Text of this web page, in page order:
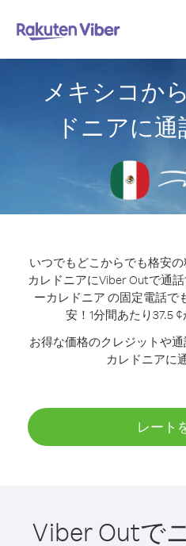
メキシコか
ドニアに
いつでもどこからでも格安
カレドニアにViber Outで通
ーカレドニア の固定電話で
安！1分間あたり37.5 ¢
お得な価格のクレジットや
カレドニアに
レート
Viber Outで